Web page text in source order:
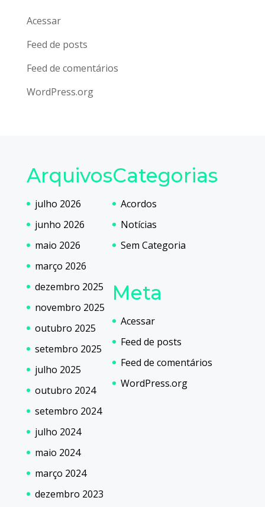
Acessar
Feed de posts
Feed de comentários
WordPress.org
Arquivos
julho 2026
junho 2026
maio 2026
março 2026
dezembro 2025
novembro 2025
outubro 2025
setembro 2025
julho 2025
outubro 2024
setembro 2024
julho 2024
maio 2024
março 2024
dezembro 2023
Categorias
Acordos
Notícias
Sem Categoria
Meta
Acessar
Feed de posts
Feed de comentários
WordPress.org